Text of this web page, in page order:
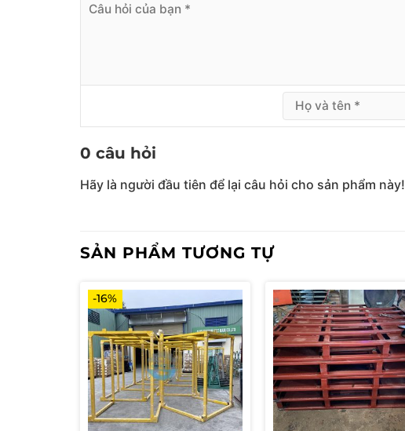
0 câu hỏi
Hãy là người đầu tiên để lại câu hỏi cho sản phẩm này!
SẢN PHẨM TƯƠNG TỰ
-16%